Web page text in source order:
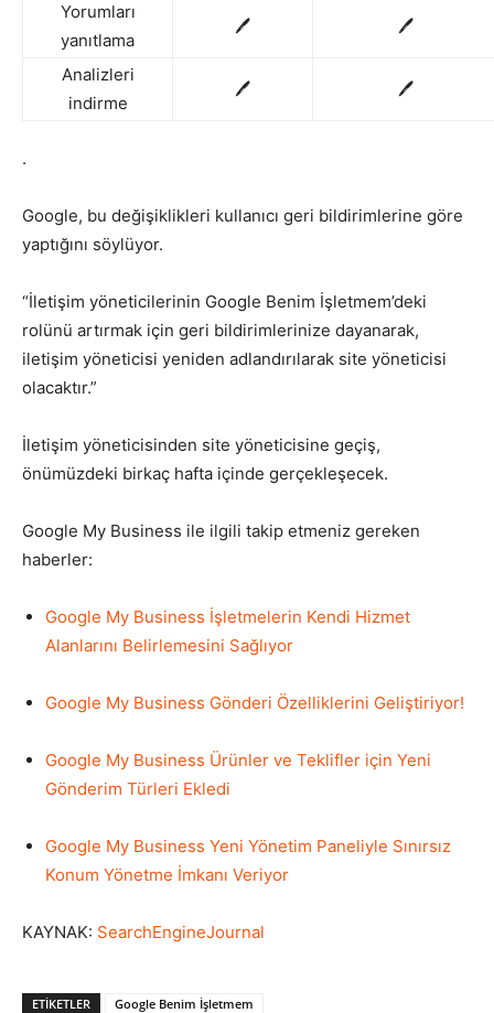
Yorumları
yanıtlama
🖊 🖊
Analizleri
indirme
🖊 🖊
.
Google, bu değişiklikleri kullanıcı geri bildirimlerine göre
yaptığını söylüyor.
“İletişim yöneticilerinin Google Benim İşletmem’deki
rolünü artırmak için geri bildirimlerinize dayanarak,
iletişim yöneticisi yeniden adlandırılarak site yöneticisi
olacaktır.”
İletişim yöneticisinden site yöneticisine geçiş,
önümüzdeki birkaç hafta içinde gerçekleşecek.
Google My Business ile ilgili takip etmeniz gereken
haberler:
Google My Business İşletmelerin Kendi Hizmet
Alanlarını Belirlemesini Sağlıyor
Google My Business Gönderi Özelliklerini Geliştiriyor!
Google My Business Ürünler ve Teklifler için Yeni
Gönderim Türleri Ekledi
Google My Business Yeni Yönetim Paneliyle Sınırsız
Konum Yönetme İmkanı Veriyor
KAYNAK: SearchEngineJournal
ETIKETLER Google Benim İşletmem